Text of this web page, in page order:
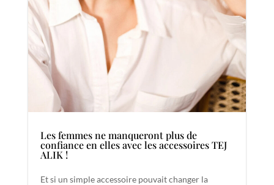
Les femmes ne manqueront plus de
confiance en elles avec les accessoires TEJ
ALIK !
Et si un simple accessoire pouvait changer la